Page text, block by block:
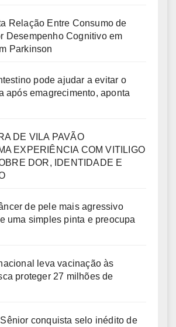
Relação Entre Consumo de
Desempenho Cognitivo em
Parkinson
pode ajudar a evitar o
após emagrecimento, aponta
DE VILA PAVÃO
EXPERIÊNCIA COM VITILIGO
DOR, IDENTIDADE E
de pele mais agressivo
uma simples pinta e preocupa
leva vacinação às
proteger 27 milhões de
conquista selo inédito de